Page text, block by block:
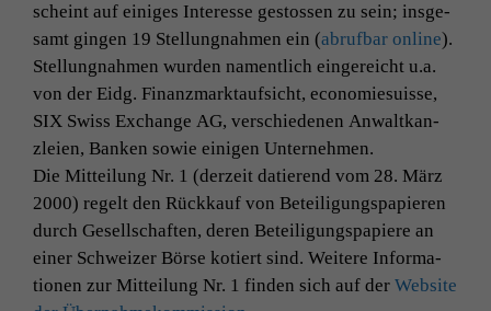
scheint auf einiges Inter­esse gestossen zu sein; ins­ge­
samt gin­gen 19 Stel­lung­nah­men ein (abruf­bar online).
Stel­lung­nah­men wur­den namentlich ein­gere­icht u.a.
von der Eidg. Finanz­mark­tauf­sicht, economiesu­isse,
SIX Swiss Exchange AG, ver­schiede­nen Anwaltkan­
zleien, Banken sowie eini­gen Unternehmen.
Die Mit­teilung Nr. 1 (derzeit datierend vom 28. März
2000) regelt den Rück­kauf von Beteili­gungspa­pieren
durch Gesellschaften, deren Beteili­gungspa­piere an
ein­er Schweiz­er Börse kotiert sind. Weit­ere Infor­ma­
tio­nen zur Mit­teilung Nr. 1 find­en sich auf der Web­site